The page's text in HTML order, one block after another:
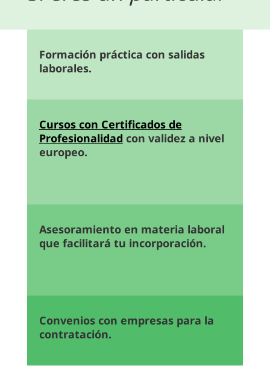
Formación práctica con salidas
laborales.
Cursos con Certificados de
Profesionalidad con validez a nivel
europeo.
Asesoramiento en materia laboral
que facilitará tu incorporación.
Convenios con empresas para la
contratación.